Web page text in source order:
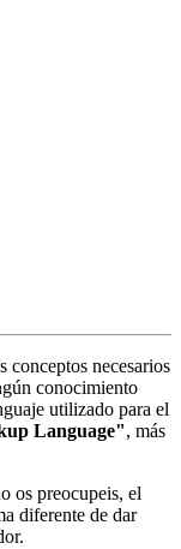
necesarios
conocimiento
utilizado para el
Language", más
preocupeis, el
diferente de dar